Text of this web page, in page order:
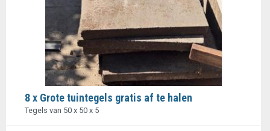
8 x Grote tuintegels gratis af te halen
Tegels van 50 x 50 x 5